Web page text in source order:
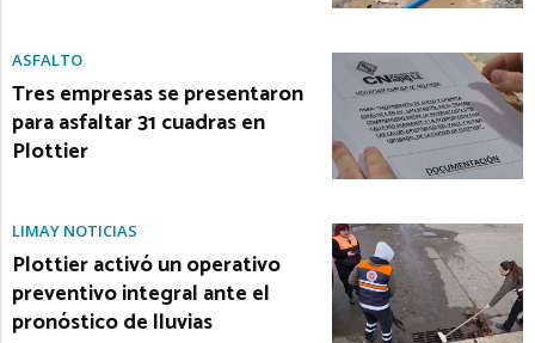
ASFALTO
Tres empresas se presentaron
para asfaltar 31 cuadras en
Plottier
LIMAY NOTICIAS
Plottier activó un operativo
preventivo integral ante el
pronóstico de lluvias